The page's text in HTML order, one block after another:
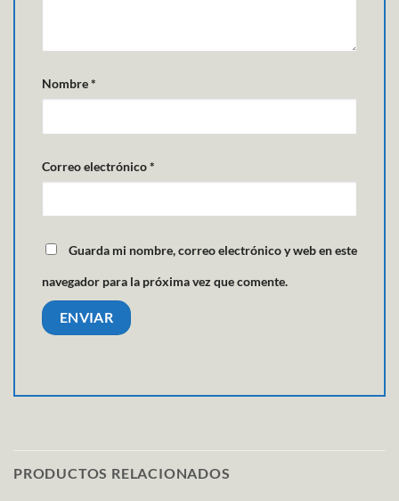
Nombre*
Correo electrónico*
Guarda mi nombre, correo electrónico y web en este
navegador para la próxima vez que comente.
PRODUCTOS RELACIONADOS